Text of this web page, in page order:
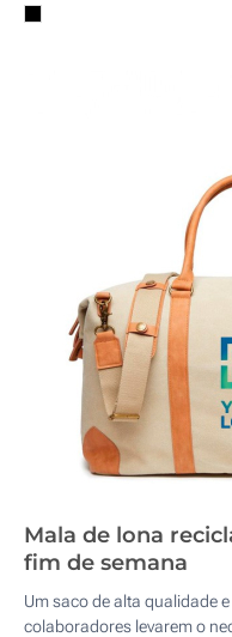
Mala de lona
fim de semana
Um saco de alta qualidade
colaboradores levarem o